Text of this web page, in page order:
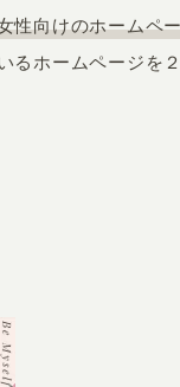
性向けのホームペ
ホームページを